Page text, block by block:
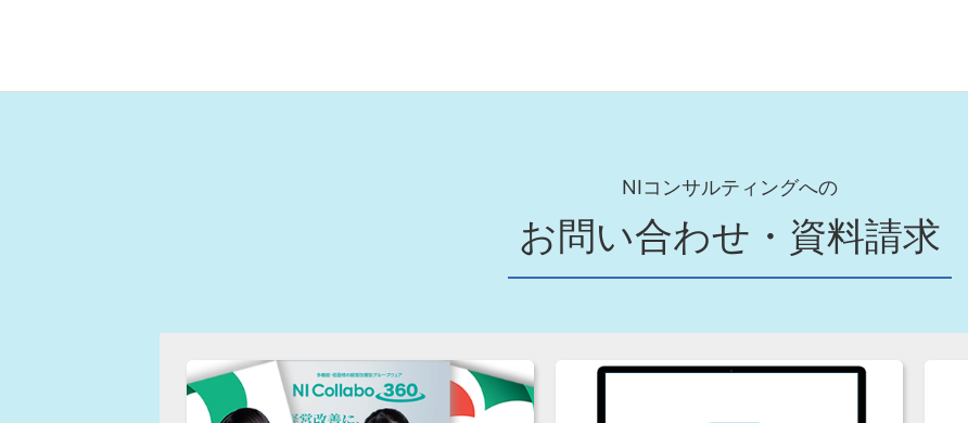
NIコンサルティングへの
お問い合わせ・資料請求